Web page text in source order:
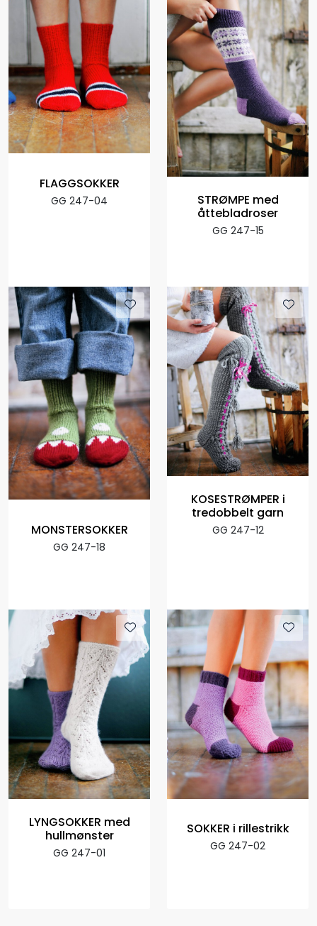
FLAGGSOKKER
GG 247-04
STRØMPE med
åttebladroser
GG 247-15
MONSTERSOKKER
GG 247-18
KOSESTRØMPER i
tredobbelt garn
GG 247-12
LYNGSOKKER med
hullmønster
GG 247-01
SOKKER i rillestrikk
GG 247-02